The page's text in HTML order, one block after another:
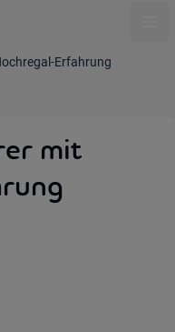
Erfahrung
mit